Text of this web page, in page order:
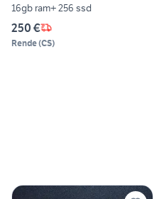
16gb ram+ 256 ssd
250 €
Rende(CS)